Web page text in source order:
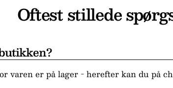
Oftest stillede
varen er på lager - herefter kan du på